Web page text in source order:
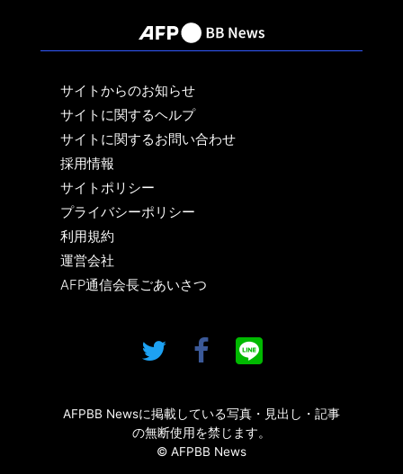
サイトからのお知らせ
サイトに関するヘルプ
サイトに関するお問い合わせ
採用情報
サイトポリシー
プライバシーポリシー
利用規約
運営会社
AFP通信会長ごあいさつ
AFPBB Newsに掲載している写真・見出し・記事
の無断使用を禁じます。
© AFPBB News